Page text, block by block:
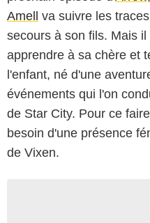
Amell va suivre les
secours à son fils. Mais
apprendre à sa chère et
l'enfant, né d'une
événements qui l'on
de Star City. Pour ce
besoin d'une présence
de Vixen.